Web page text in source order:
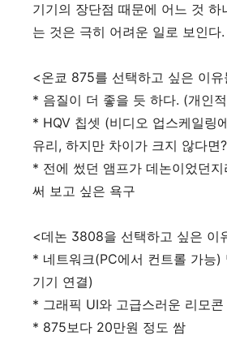
기기의 장단점 때문에 어느 것 하
는 것은 극히 어려운 일로 보인다.
<온쿄 875를 선택하고 싶은 이유
* 음질이 더 좋을 듯 하다. (개인
* HQV 칩셋 (비디오 업스케일링
유리, 하지만 차이가 크지 않다면
* 전에 썼던 앰프가 데논이었던
써 보고 싶은 욕구
<데논 3808을 선택하고 싶은 이
* 네트워크(PC에서 컨트롤 가능)
기기 연결)
* 그래픽 UI와 고급스러운 리모콘
* 875보다 20만원 정도 쌈